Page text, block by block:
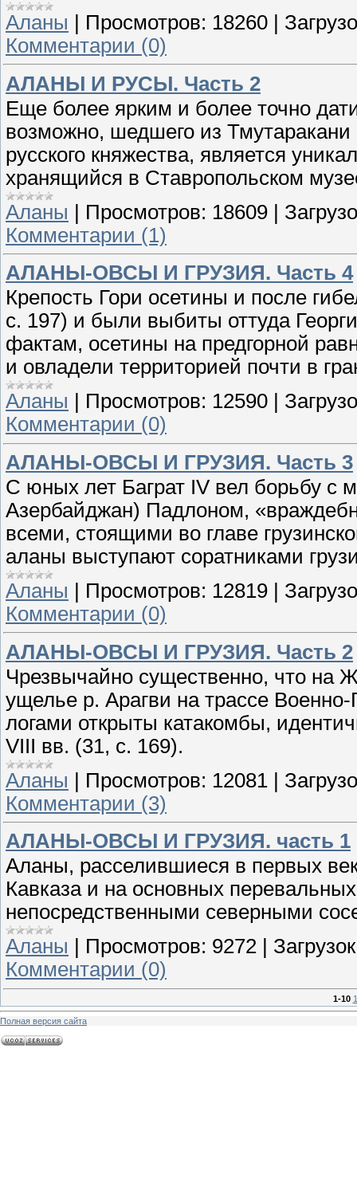
Аланы
Просмотров: 18260
Комментарии (0)
АЛАНЫ И РУСЫ. Часть 2
Еще более ярким и более точно
воз­можно, шедшего из
русского княжества, является
хранящийся в Ставропольском
Аланы | Просмотров: 18609 |
Комментарии (1)
АЛАНЫ-ОВСЫ И ГРУЗИЯ. Часть 4
Крепость Гори осетины и после
с. 197) и были выбиты оттуда
фактам, осетины на предгорной
и овладели территорией почти в
Аланы
Просмотров: 12590
Комментарии (0)
АЛАНЫ-ОВСЫ И ГРУЗИЯ. Часть 3
С юных лет Баграт IV вел борьбу с
Азербайджан) Падлоном,
всеми, стоящими во главе
аланы выступают соратниками
Аланы
Просмотров: 12819
Комментарии (0)
АЛАНЫ-ОВСЫ И ГРУЗИЯ. Часть 2
Чрезвычайно существенно, что на
ущелье р. Арагви на трассе
логами открыты катакомбы,
VIII вв. (31, с. 169).
Аланы | Просмотров: 12081 |
Комментарии (3)
АЛАНЫ-ОВСЫ И ГРУЗИЯ. часть 1
Аланы, расселившиеся в первых
Кавказа и на основных
непосредственными северными
Аланы
Просмотров: 9272
Комментарии (0)
1-10
Полная версия сайта